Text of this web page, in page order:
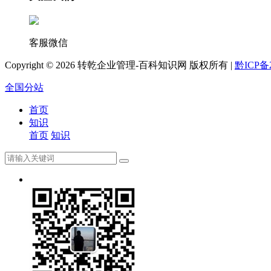
客服微信
Copyright © 2026 转乾企业管理-百科知识网 版权所有 | 黔ICP备
全国分站
首页
知识
首页 知识